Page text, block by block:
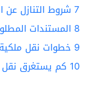
7 شروط التنازل عن
8 المستندات
9 خطوات نقل
10 كم يستغرق